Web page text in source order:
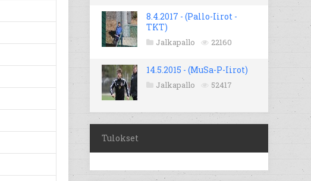
8.4.2017 - (Pallo-Iirot -
TKT)
Jalkapallo 22160
14.5.2015 - (MuSa-P-Iirot)
Jalkapallo 52417
Tulokset